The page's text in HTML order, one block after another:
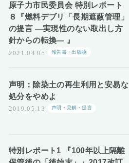
原子力市民委員会 特別レポート
８『燃料デブリ「長期遮蔽管理」
の提言 ―実現性のない取出し方
針からの転換― 』
2021.04.05 報告書・出版物
声明：除染土の再生利用と安易な
処分をやめよ
2019.05.13 声明・見解・提言
特別レポート1 『100年以上隔離